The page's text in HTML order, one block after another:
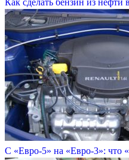
Как сделать бензин из
С «Евро-5» на «Евро-3»: что